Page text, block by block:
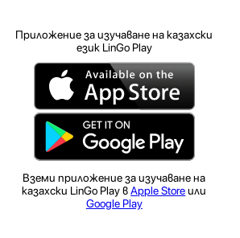
Приложение за изучаване на казахски
език LinGo Play
Вземи приложение за изучаване на
казахски LinGo Play вApple Storeили
Google Play